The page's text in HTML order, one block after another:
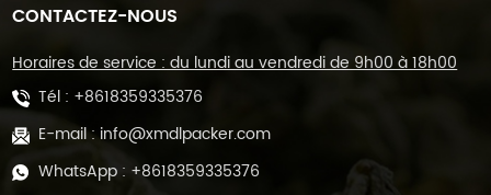
CONTACTEZ-NOUS
Horaires de service : du lundi au vendredi de 9h00 à 18h00
Tél : +8618359335376
E-mail : info@xmdlpacker.com
WhatsApp : +8618359335376